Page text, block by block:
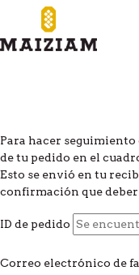
Para hacer
de tu pedido en el
Esto se envió en tu
confirmación que
ID de pedido
Correo electrónico de